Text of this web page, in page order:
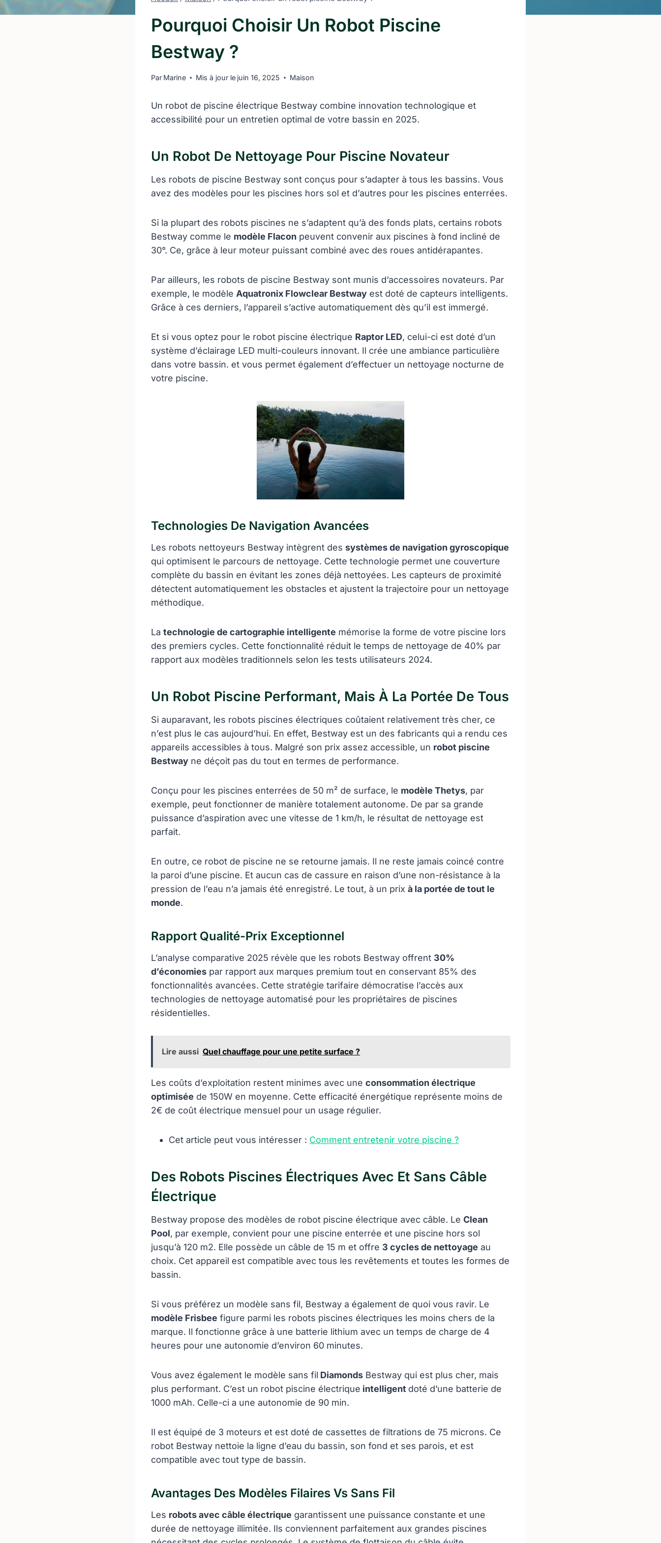
Pourquoi Choisir Un Robot Piscine
Bestway ?
Par Marine Mis à jour le juin 16, 2025 Maison
Un robot de piscine électrique Bestway combine innovation technologique et
accessibilité pour un entretien optimal de votre bassin en 2025.
Un Robot De Nettoyage Pour Piscine Novateur
Les robots de piscine Bestway sont conçus pour s’adapter à tous les bassins. Vous
avez des modèles pour les piscines hors sol et d’autres pour les piscines enterrées.
Si la plupart des robots piscines ne s’adaptent qu’à des fonds plats, certains robots
Bestway comme le modèle Flacon peuvent convenir aux piscines à fond incliné de
30°. Ce, grâce à leur moteur puissant combiné avec des roues antidérapantes.
Par ailleurs, les robots de piscine Bestway sont munis d’accessoires novateurs. Par
exemple, le modèle Aquatronix Flowclear Bestway est doté de capteurs intelligents.
Grâce à ces derniers, l’appareil s’active automatiquement dès qu’il est immergé.
Et si vous optez pour le robot piscine électrique Raptor LED, celui-ci est doté d’un
système d’éclairage LED multi-couleurs innovant. Il crée une ambiance particulière
dans votre bassin. et vous permet également d’effectuer un nettoyage nocturne de
votre piscine.
Technologies De Navigation Avancées
Les robots nettoyeurs Bestway intègrent des systèmes de navigation gyroscopique
qui optimisent le parcours de nettoyage. Cette technologie permet une couverture
complète du bassin en évitant les zones déjà nettoyées. Les capteurs de proximité
détectent automatiquement les obstacles et ajustent la trajectoire pour un nettoyage
méthodique.
La technologie de cartographie intelligente mémorise la forme de votre piscine lors
des premiers cycles. Cette fonctionnalité réduit le temps de nettoyage de 40% par
rapport aux modèles traditionnels selon les tests utilisateurs 2024.
Un Robot Piscine Performant, Mais À La Portée De Tous
Si auparavant, les robots piscines électriques coûtaient relativement très cher, ce
n’est plus le cas aujourd’hui. En effet, Bestway est un des fabricants qui a rendu ces
appareils accessibles à tous. Malgré son prix assez accessible, un robot piscine
Bestway ne déçoit pas du tout en termes de performance.
Conçu pour les piscines enterrées de 50 m² de surface, le modèle Thetys, par
exemple, peut fonctionner de manière totalement autonome. De par sa grande
puissance d’aspiration avec une vitesse de 1 km/h, le résultat de nettoyage est
parfait.
En outre, ce robot de piscine ne se retourne jamais. Il ne reste jamais coincé contre
la paroi d’une piscine. Et aucun cas de cassure en raison d’une non-résistance à la
pression de l’eau n’a jamais été enregistré. Le tout, à un prix à la portée de tout le
monde.
Rapport Qualité-Prix Exceptionnel
L’analyse comparative 2025 révèle que les robots Bestway offrent 30%
d’économies par rapport aux marques premium tout en conservant 85% des
fonctionnalités avancées. Cette stratégie tarifaire démocratise l’accès aux
technologies de nettoyage automatisé pour les propriétaires de piscines
résidentielles.
Lire aussi Quel chauffage pour une petite surface ?
Les coûts d’exploitation restent minimes avec une consommation électrique
optimisée de 150W en moyenne. Cette efficacité énergétique représente moins de
2€ de coût électrique mensuel pour un usage régulier.
Cet article peut vous intéresser : Comment entretenir votre piscine ?
Des Robots Piscines Électriques Avec Et Sans Câble
Électrique
Bestway propose des modèles de robot piscine électrique avec câble. Le Clean
Pool, par exemple, convient pour une piscine enterrée et une piscine hors sol
jusqu’à 120 m2. Elle possède un câble de 15 m et offre 3 cycles de nettoyage au
choix. Cet appareil est compatible avec tous les revêtements et toutes les formes de
bassin.
Si vous préférez un modèle sans fil, Bestway a également de quoi vous ravir. Le
modèle Frisbee figure parmi les robots piscines électriques les moins chers de la
marque. Il fonctionne grâce à une batterie lithium avec un temps de charge de 4
heures pour une autonomie d’environ 60 minutes.
Vous avez également le modèle sans fil Diamonds Bestway qui est plus cher, mais
plus performant. C’est un robot piscine électrique intelligent doté d’une batterie de
1000 mAh. Celle-ci a une autonomie de 90 min.
Il est équipé de 3 moteurs et est doté de cassettes de filtrations de 75 microns. Ce
robot Bestway nettoie la ligne d’eau du bassin, son fond et ses parois, et est
compatible avec tout type de bassin.
Avantages Des Modèles Filaires Vs Sans Fil
Les robots avec câble électrique garantissent une puissance constante et une
durée de nettoyage illimitée. Ils conviennent parfaitement aux grandes piscines